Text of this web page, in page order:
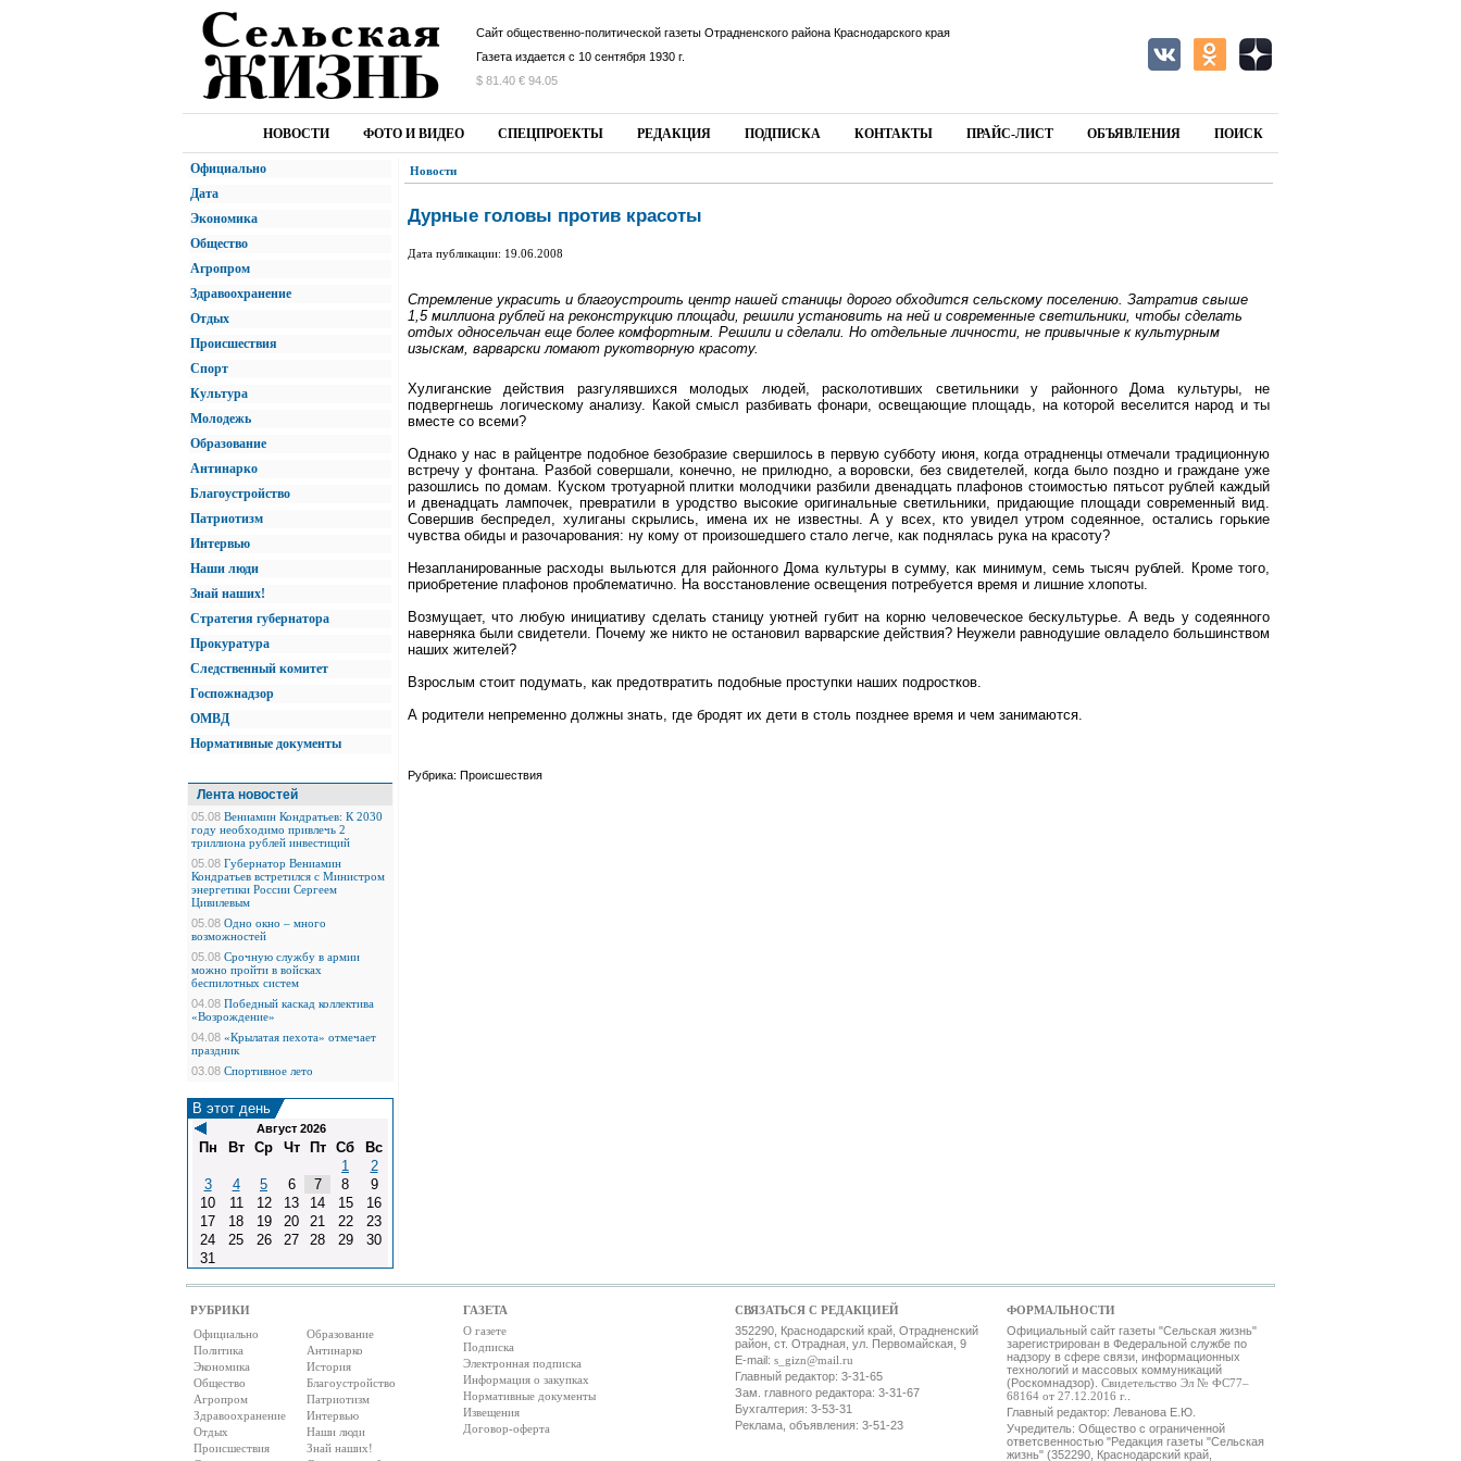
Сайт общественно-политической газеты Отрадненского района Краснодарского края
Газета издается с 10 сентября 1930 г.
$ 81.40 € 94.05
НОВОСТИ ФОТО И ВИДЕО СПЕЦПРОЕКТЫ РЕДАКЦИЯ ПОДПИСКА КОНТАКТЫ ПРАЙС-ЛИСТ ОБЪЯВЛЕНИЯ ПОИСК
Официально
Дата
Экономика
Общество
Агропром
Здравоохранение
Отдых
Происшествия
Спорт
Культура
Молодежь
Образование
Антинарко
Благоустройство
Патриотизм
Интервью
Наши люди
Знай наших!
Стратегия губернатора
Прокуратура
Следственный комитет
Госпожнадзор
ОМВД
Нормативные документы
Лента новостей
05.08 Вениамин Кондратьев: К 2030
году необходимо привлечь 2
триллиона рублей инвестиций
05.08 Губернатор Вениамин
Кондратьев встретился с Министром
энергетики России Сергеем
Цивилевым
05.08 Одно окно – много
возможностей
05.08 Срочную службу в армии
можно пройти в войсках
беспилотных систем
04.08 Победный каскад коллектива
«Возрождение»
04.08 «Крылатая пехота» отмечает
праздник
03.08 Спортивное лето
В этот день
Август 2026
Пн Вт Ср Чт Пт Сб
Вс
1
2
3
4 5 6 7 8
9
10
11 12 13 14 15
16
17
18 19 20 21 22
23
24
25 26 27 28 29
30
31
Новости
Дурные головы против красоты
Дата публикации: 19.06.2008
Стремление украсить и благоустроить центр нашей станицы дорого обходится сельскому поселению. Затратив свыше
1,5 миллиона рублей на реконструкцию площади, решили установить на ней и современные светильники, чтобы сделать
отдых односельчан еще более комфортным. Решили и сделали. Но отдельные личности, не привычные к культурным
изыскам, варварски ломают рукотворную красоту.
Хулиганские действия разгулявшихся молодых людей, расколотивших светильники у районного Дома культуры, не
подвергнешь логическому анализу. Какой смысл разбивать фонари, освещающие площадь, на которой веселится народ и ты
вместе со всеми?
Однако у нас в райцентре подобное безобразие свершилось в первую субботу июня, когда отрадненцы отмечали традиционную
встречу у фонтана. Разбой совершали, конечно, не прилюдно, а воровски, без свидетелей, когда было поздно и граждане уже
разошлись по домам. Куском тротуарной плитки молодчики разбили двенадцать плафонов стоимостью пятьсот рублей каждый
и двенадцать лампочек, превратили в уродство высокие оригинальные светильники, придающие площади современный вид.
Совершив беспредел, хулиганы скрылись, имена их не известны. А у всех, кто увидел утром содеянное, остались горькие
чувства обиды и разочарования: ну кому от произошедшего стало легче, как поднялась рука на красоту?
Незапланированные расходы выльются для районного Дома культуры в сумму, как минимум, семь тысяч рублей. Кроме того,
приобретение плафонов проблематично. На восстановление освещения потребуется время и лишние хлопоты.
Возмущает, что любую инициативу сделать станицу уютней губит на корню человеческое бескультурье. А ведь у содеянного
наверняка были свидетели. Почему же никто не остановил варварские действия? Неужели равнодушие овладело большинством
наших жителей?
Взрослым стоит подумать, как предотвратить подобные проступки наших подростков.
А родители непременно должны знать, где бродят их дети в столь позднее время и чем занимаются.
Рубрика: Происшествия
РУБРИКИ ГАЗЕТА СВЯЗАТЬСЯ С РЕДАКЦИЕЙ
ФОРМАЛЬНОСТИ
Официально
Политика
Экономика
Общество
Агропром
Здравоохранение
Отдых
Происшествия
Образование
Антинарко
История
Благоустройство
Патриотизм
Интервью
Наши люди
Знай наших!
О газете
Подписка
Электронная подписка
Информация о закупках
Нормативные документы
Извещения
Договор-оферта
352290, Краснодарский край, Отрадненский
район, ст. Отрадная, ул. Первомайская, 9
E-mail: s_gizn@mail.ru
Главный редактор: 3-31-65
Зам. главного редактора: 3-31-67
Бухгалтерия: 3-53-31
Реклама, объявления: 3-51-23
Официальный сайт газеты "Сельская жизнь"
зарегистрирован в Федеральной службе по
надзору в сфере связи, информационных
технологий и массовых коммуникаций
(Роскомнадзор). Свидетельство Эл № ФС77–
68164 от 27.12.2016 г.
Главный редактор: Леванова Е.Ю.
Учредитель: Общество с ограниченной
ответсвенностью "Редакция газеты "Сельская
жизнь" (352290, Краснодарский край,